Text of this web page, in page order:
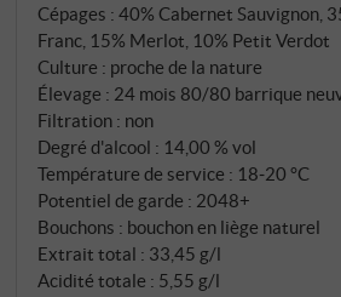
Cépages : 40% Cabernet Sauvignon,
Franc, 15% Merlot, 10% Petit Verdot
Culture : proche de la nature
Élevage : 24 mois 80/80 barrique
Filtration : non
Degré d'alcool : 14,00 % vol
Température de service : 18‑20 °C
Potentiel de garde : 2048+
Bouchons : bouchon en liège naturel
Extrait total : 33,45 g/l
Acidité totale : 5,55 g/l